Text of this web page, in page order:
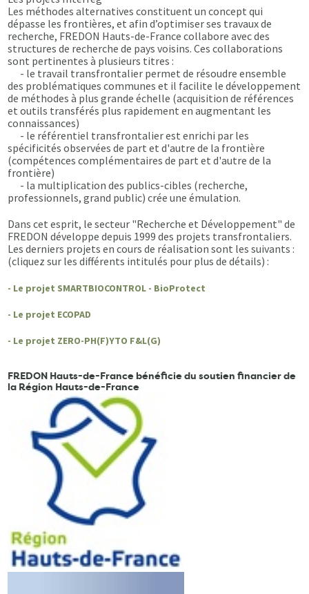
Les méthodes alternatives constituent un concept qui
dépasse les frontières, et afin d’optimiser ses travaux de
recherche, FREDON Hauts-de-France collabore avec des
structures de recherche de pays voisins. Ces collaborations
sont pertinentes à plusieurs titres :
- le travail transfrontalier permet de résoudre ensemble
des problématiques communes et il facilite le développement
de méthodes à plus grande échelle (acquisition de références
et outils transférés plus rapidement en augmentant les
connaissances)
- le référentiel transfrontalier est enrichi par les
spécificités observées de part et d'autre de la frontière
(compétences complémentaires de part et d'autre de la
frontière)
- la multiplication des publics-cibles (recherche,
professionnels, grand public) crée une émulation.
Dans cet esprit, le secteur "Recherche et Développement" de
FREDON développe depuis 1999 des projets transfrontaliers.
Les derniers projets en cours de réalisation sont les suivants :
(cliquez sur les différents intitulés pour plus de détails) :
- Le projet SMARTBIOCONTROL - BioProtect
- Le projet ECOPAD
- Le projet ZERO-PH(F)YTO F&L(G)
FREDON Hauts-de-France bénéficie du soutien financier de
la Région Hauts-de-France